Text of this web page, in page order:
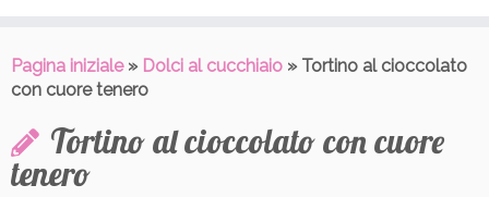
Pagina iniziale » Dolci al cucchiaio » Tortino al cioccolato
con cuore tenero
Tortino al cioccolato con cuore
tenero